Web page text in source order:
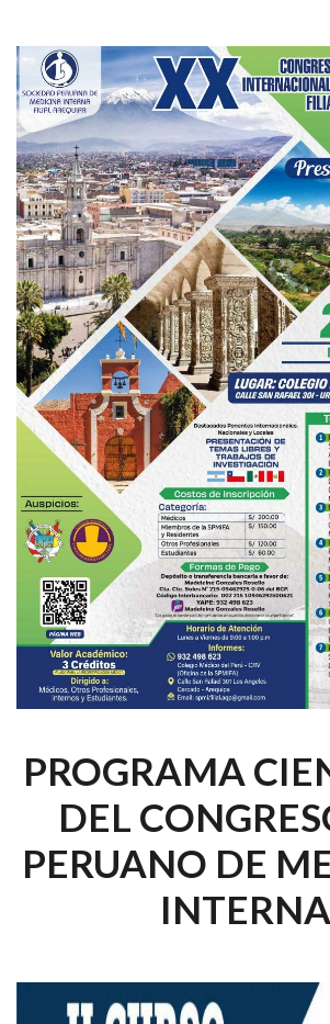
PROGRAMA
DEL
PERUANO DE
INTERNA